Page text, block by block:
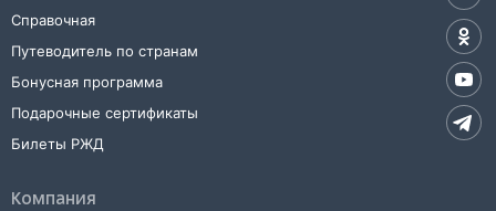
билета.
Справочная
Путеводитель по странам
Бонусная программа
Подарочные сертификаты
Билеты РЖД
Компания